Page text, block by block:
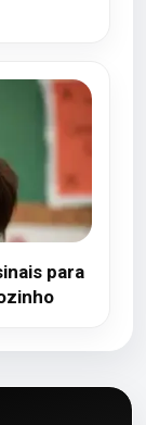
para